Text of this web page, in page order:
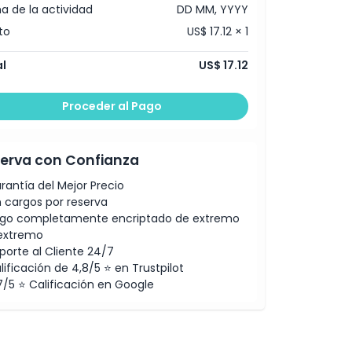
de la actividad
DD MM, YYYY
US$ 17.12 × 1
US$ 17.12
Proceder al Pago
con Confianza
del Mejor Precio
cargos por reserva
completamente encriptado de extremo
al Cliente 24/7
de 4,8/5 ⭐ en Trustpilot
5 ⭐ Calificación en Google